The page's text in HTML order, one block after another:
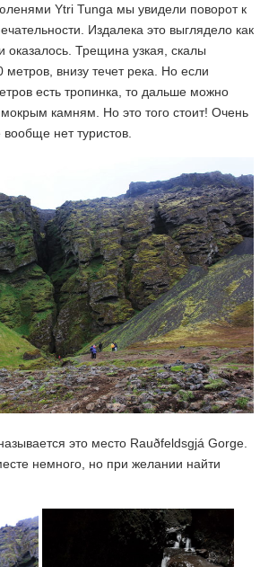
Ytri Tunga мы увидели поворот к
Издалека это выглядело как
оказалось. Трещина узкая, скалы
внизу течет река. Но если
есть тропинка, то дальше можно
мокрым камням. Но это того стоит! Очень
нет туристов.
это место Rauðfeldsgjá Gorge.
немного, но при желании найти